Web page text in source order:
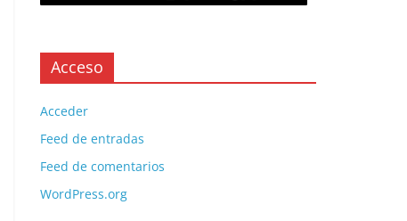
Acceso
Acceder
Feed de entradas
Feed de comentarios
WordPress.org